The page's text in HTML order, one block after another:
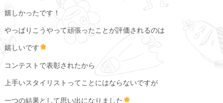
嬉しかったです！
やっぱりこうやって頑張ったことが評価されるのは
嬉しいです
コンテストで表彰されたから
上手いスタイリストってことにはならないですが
一つの結果として思い出になりました